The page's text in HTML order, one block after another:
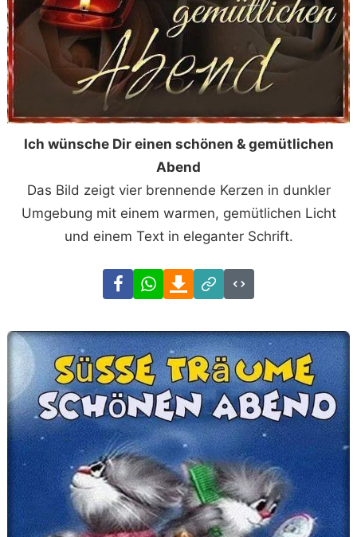
Ich wünsche Dir einen schönen & gemütlichen
Abend
Das Bild zeigt vier brennende Kerzen in dunkler
Umgebung mit einem warmen, gemütlichen Licht
und einem Text in eleganter Schrift.
FacebookWhatsAppDownload
Link
Code